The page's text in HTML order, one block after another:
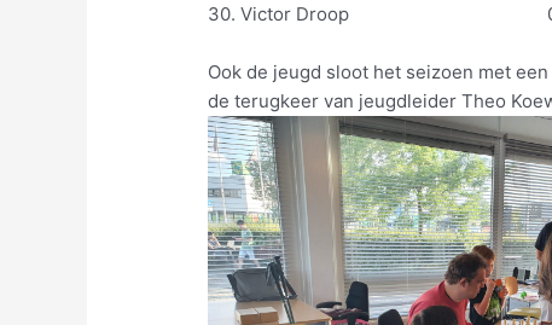
30. Victor Droop
Ook de jeugd sloot het seizoen met
de terugkeer van jeugdleider Theo